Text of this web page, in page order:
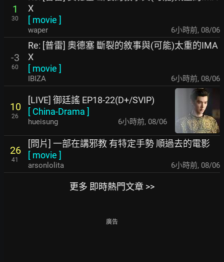
1
30
X
[ movie ]
waper 6小時前, 08/06
-3
60
Re: [普雷] 奧德塞 斷裂的敘事與(可能)太重的IMA
X
[ movie ]
IBIZA 6小時前, 08/06
10
26
[LIVE] 御廷謠 EP18-22(D+/SVIP)
[ China-Drama ]
hueisung 6小時前, 08/06
26
41
[問片] 一部在講邪教 有特定手勢 順過去的電影
[ movie ]
arsonlolita 6小時前, 08/06
更多 即時熱門文章 >>
廣告